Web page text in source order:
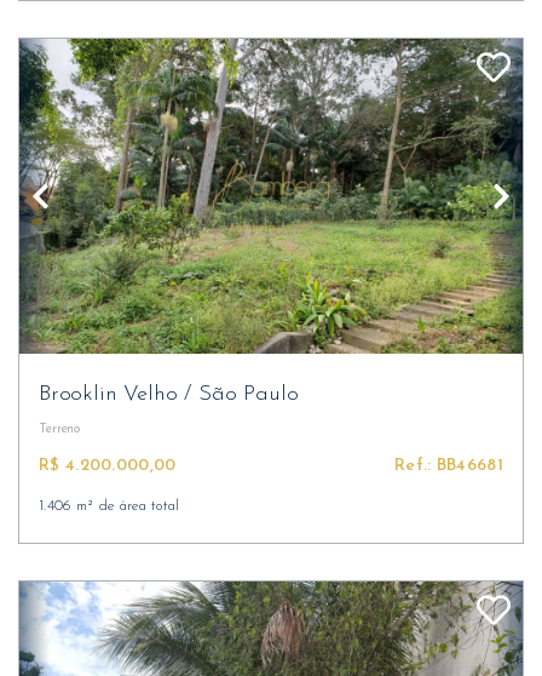
Brooklin Velho/ São Paulo
Terreno
R$ 4.200.000,00 Ref.: BB46681
1.406 m² de área total